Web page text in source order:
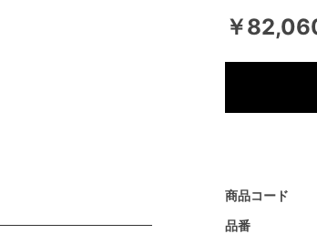
￥
商品コード
品番